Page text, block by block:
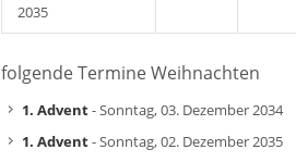
2035
folgende Termine Weihnachten
1. Advent- Sonntag, 03. Dezember 2034
1. Advent- Sonntag, 02. Dezember 2035